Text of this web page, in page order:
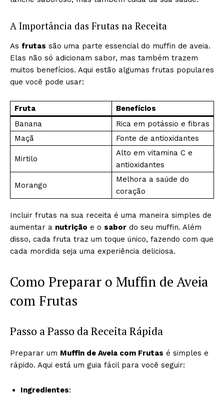
A Importância das Frutas na Receita
As frutas são uma parte essencial do muffin de aveia.
Elas não só adicionam sabor, mas também trazem
muitos benefícios. Aqui estão algumas frutas populares
que você pode usar:
Fruta
Benefícios
Banana
Rica em potássio e fibras
Maçã
Fonte de antioxidantes
Mirtilo
Alto em vitamina C e
antioxidantes
Morango
Melhora a saúde do
coração
Incluir frutas na sua receita é uma maneira simples de
aumentar a nutrição e o sabor do seu muffin. Além
disso, cada fruta traz um toque único, fazendo com que
cada mordida seja uma experiência deliciosa.
Como Preparar o Muffin de Aveia
com Frutas
Passo a Passo da Receita Rápida
Preparar um Muffin de Aveia com Frutas é simples e
rápido. Aqui está um guia fácil para você seguir:
Ingredientes: